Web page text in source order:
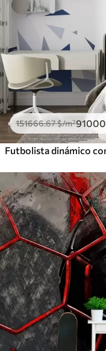
151666.67$/m²91000